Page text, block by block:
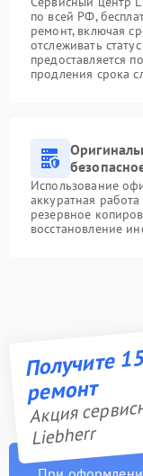
по всей РФ,
ремонт, включая
отслеживать
предоставляется
продления срока
Использование
аккуратная
резервное
восстановление
Получите
ремонт
Акция
Liebherr